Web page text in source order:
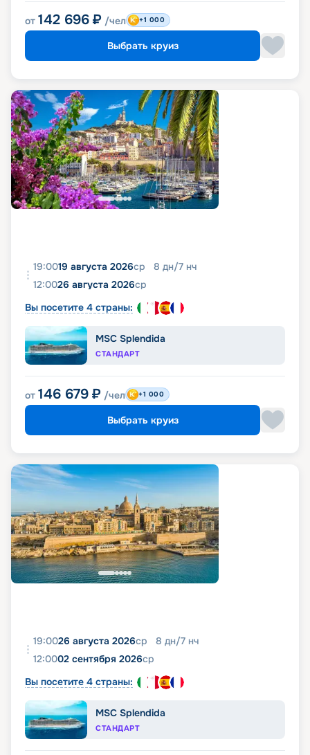
от 142 696 ₽ /чел +1 000
Выбрать круиз
19:0019 августа 2026ср 8 дн/7 нч
12:0026 августа 2026ср
Вы посетите 4 страны:
MSC Splendida
СТАНДАРТ
от 146 679 ₽ /чел +1 000
Выбрать круиз
19:0026 августа 2026ср 8 дн/7 нч
12:0002 сентября 2026ср
Вы посетите 4 страны:
MSC Splendida
СТАНДАРТ